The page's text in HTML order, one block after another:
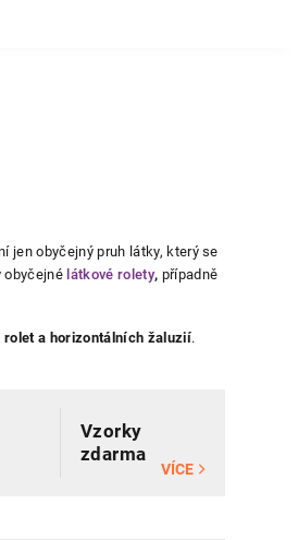
Vzorky
zdarma
VÍCE
jen obyčejný pruh látky, který se
obyčejné látkové rolety, případně
rolet a horizontálních žaluzií.